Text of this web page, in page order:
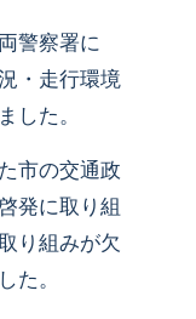
警察署に
・走行環境
した。
市の交通政
発に取り組
り組みが欠
た。